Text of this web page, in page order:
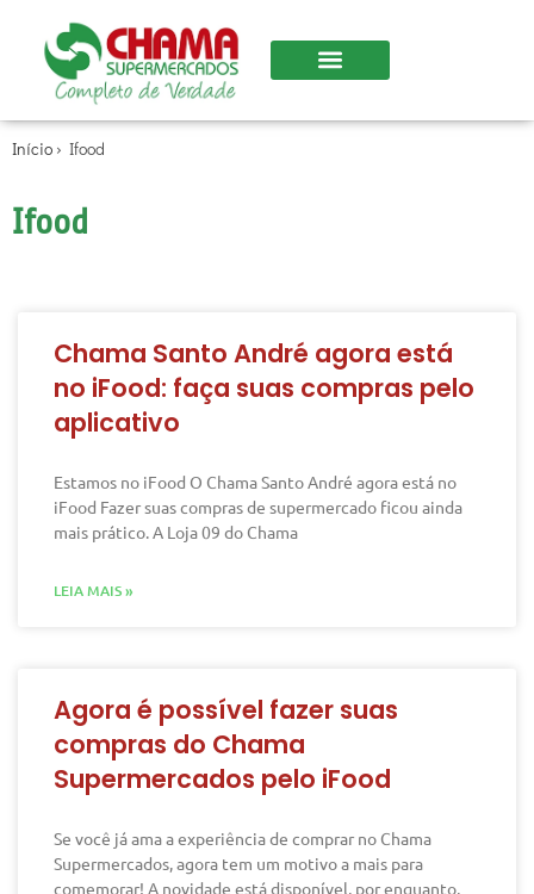
Início › Ifood
Ifood
Chama Santo André agora está
no iFood: faça suas compras pelo
aplicativo
Estamos no iFood O Chama Santo André agora está no
iFood Fazer suas compras de supermercado ficou ainda
mais prático. A Loja 09 do Chama
LEIA MAIS »
Agora é possível fazer suas
compras do Chama
Supermercados pelo iFood
Se você já ama a experiência de comprar no Chama
Supermercados, agora tem um motivo a mais para
comemorar! A novidade está disponível, por enquanto,